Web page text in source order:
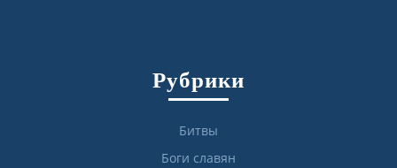
Рубрики
Битвы
Боги славян